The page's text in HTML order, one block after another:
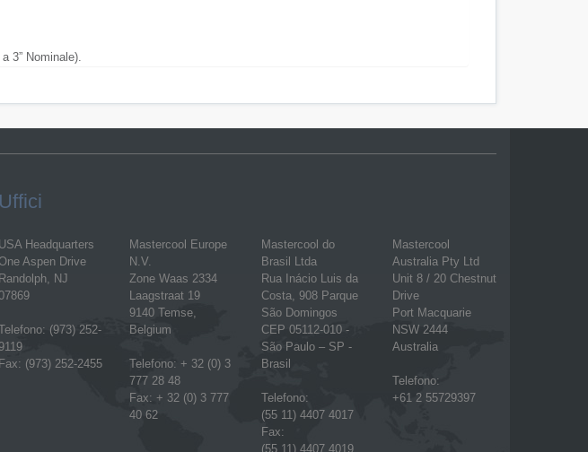
3” Nominale).
Uffici
USA Headquarters
Aspen Drive
Randolph, NJ
(973) 252-
Fax: (973) 252-2455
Mastercool Europe
N.V.
Zone Waas 2334
Laagstraat 19
9140 Temse,
Belgium
Telefono: + 32 (0) 3
777 28 48
Fax: + 32 (0) 3 777
40 62
Mastercool do
Brasil Ltda
Rua Inácio Luis da
Costa, 908 Parque
São Domingos
CEP 05112-010 -
São Paulo – SP -
Brasil
Telefono:
(55 11) 4407 4017
Fax:
(55 11) 4407 4019
Mastercool
Australia Pty Ltd
Unit 8 / 20 Chestnut
Drive
Port Macquarie
NSW 2444
Australia
Telefono:
+61 2 55729397